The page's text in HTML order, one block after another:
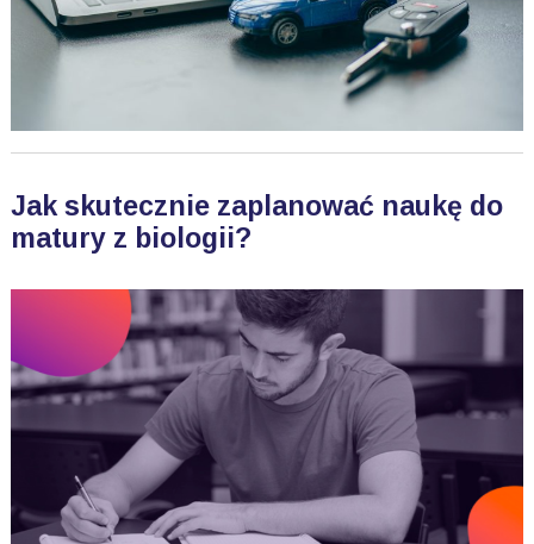
Jak skutecznie zaplanować naukę do
matury z biologii?